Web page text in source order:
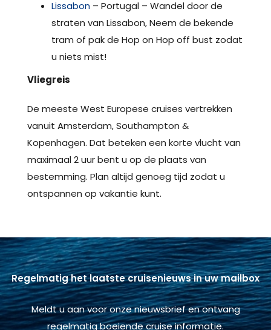
Lissabon – Portugal – Wandel door de
straten van Lissabon, Neem de bekende
tram of pak de Hop on Hop off bust zodat
u niets mist!
Vliegreis
De meeste West Europese cruises vertrekken
vanuit Amsterdam, Southampton &
Kopenhagen. Dat beteken een korte vlucht van
maximaal 2 uur bent u op de plaats van
bestemming. Plan altijd genoeg tijd zodat u
ontspannen op vakantie kunt.
Regelmatig het laatste cruisenieuws in uw mailbox
Meldt u aan voor onze nieuwsbrief en ontvang
regelmatig boeiende cruise informatie.